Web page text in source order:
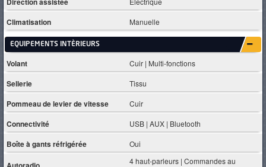
Climatisation Manuelle
EQUIPEMENTS INTÈRIEURS
Volant Cuir | Multi-fonctions
Sellerie Tissu
Pommeau de levier de vitesse Cuir
Connectivité USB | AUX | Bluetooth
Boîte à gants réfrigérée Oui
4 haut-parleurs | Commandes au